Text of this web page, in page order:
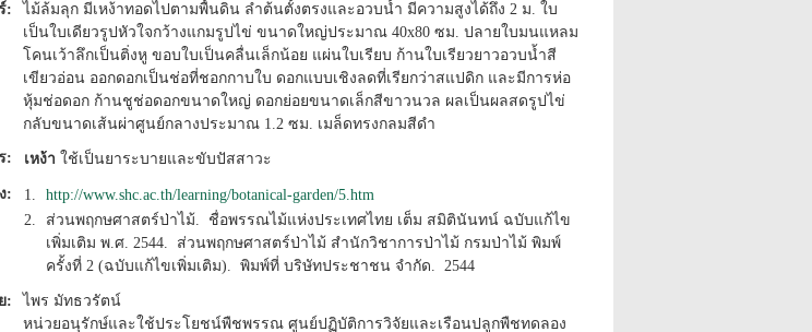
:
ไม้ล้มลุก มีเหง้าทอดไปตามพื้นดิน ลำต้นตั้งตรงและอวบน้ำ มีความสูงได้ถึง 2 ม. ใบ
เป็นใบเดียวรูปหัวใจกว้างแกมรูปไข่ ขนาดใหญ่ประมาณ 40x80 ซม. ปลายใบมนแหลม
โคนเว้าลึกเป็นติ่งหู ขอบใบเป็นคลื่นเล็กน้อย แผ่นใบเรียบ ก้านใบเรียวยาวอวบน้ำสี
เขียวอ่อน ออกดอกเป็นช่อที่ชอกกาบใบ ดอกแบบเชิงลดที่เรียกว่าสแปดิก และมีการห่อ
หุ้มช่อดอก ก้านชูช่อดอกขนาดใหญ่ ดอกย่อยขนาดเล็กสีขาวนวล ผลเป็นผลสดรูปไข่
กลับขนาดเส้นผ่าศูนย์กลางประมาณ 1.2 ซม. เมล็ดทรงกลมสีดำ
: เหง้า ใช้เป็นยาระบายและขับปัสสาวะ
: 1.
http://www.shc.ac.th/learning/botanical-garden/5.htm
2.
ส่วนพฤกษศาสตร์ป่าไม้. ชื่อพรรณไม้แห่งประเทศไทย เต็ม สมิตินันทน์ ฉบับแก้ไข
เพิ่มเติม พ.ศ. 2544. ส่วนพฤกษศาสตร์ป่าไม้ สำนักวิชาการป่าไม้ กรมป่าไม้ พิมพ์
ครั้งที่ 2 (ฉบับแก้ไขเพิ่มเติม). พิมพ์ที่ บริษัทประชาชน จำกัด. 2544
:
ไพร มัทธวรัตน์
หน่วยอนุรักษ์และใช้ประโยชน์พืชพรรณ ศูนย์ปฏิบัติการวิจัยและเรือนปลูกพืชทดลอง